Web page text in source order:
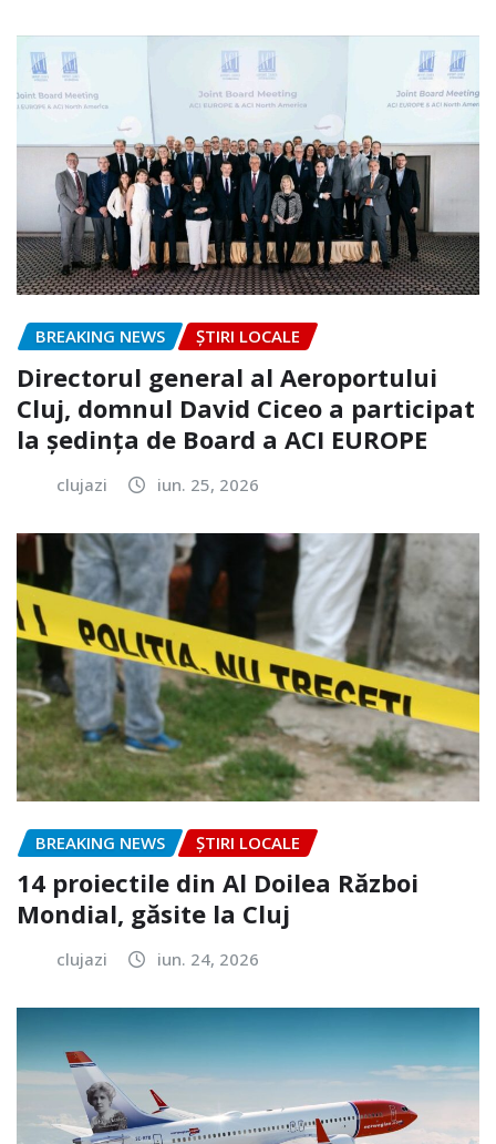
BREAKING NEWS ȘTIRI LOCALE
Directorul general al Aeroportului
Cluj, domnul David Ciceo a participat
la ședința de Board a ACI EUROPE
clujazi iun. 25, 2026
BREAKING NEWS ȘTIRI LOCALE
14 proiectile din Al Doilea Război
Mondial, găsite la Cluj
clujazi iun. 24, 2026